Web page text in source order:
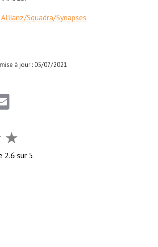
Squadra/Synapses
à jour : 05/07/2021
★
2.6 sur 5.